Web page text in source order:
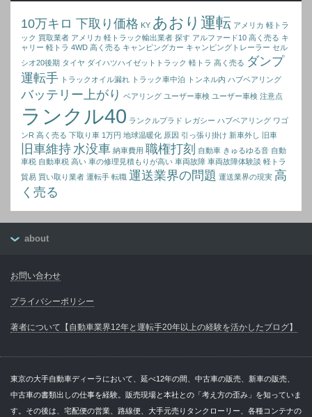
10万キロ 下取り価格 KY あおり運転 アメリカ 軽トラ
ック 買取業者 アメリカ 軽トラック輸出業者 探す アルファード10 高く売る キ
ャリー 軽トラ 4WD 高く売る キャンピングカー キャンピングトレーラー セル
シオ20後期 タイヤ ダイハツハイゼットトラック 軽トラ 高く売る ダンプ
運転手 トラックオイル漏れ トラック車中泊 トンネル内 ハブベアリング
バッテリー上がり ベアリング ユーザー車検 ユーザー車検 注意点
ランクル40 ランクルプラド レガシー ハブベアリング ワゴ
ンR 高く売る 下取り車 1万円 地球温暖化 原因 引っ張り掛け 新車外し 旧車
旧車維持 水没車 納車費用 職権打刻 自動車 きゅるゆる音 自動
車税 自動車税 高い 車の修理見積もりが高い 車両故障 車両故障体験談 軽トラ
貿易 買い取り業者 運転手 転職 運送業界の問題 運送業界の現実 高
く売る
about
お問い合わせ
プライバシーポリシー
著者について【自動車業界12年と運転手20年以上の経験を活かしたブログ】
東京の大手自動車ディーラにおいて、延べ12年の間、中古車の販売、新車の販売、
中古車の書類出しの仕事を経験。販売現場と本社との「考え方の歪み」を知っていま
す。その後は、宅配便の営業、路線便、大手元売りタンクローリー、各種コンテナの